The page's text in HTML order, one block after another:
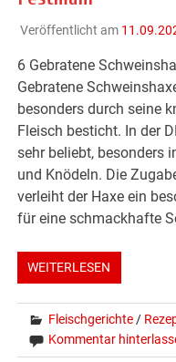
Veröffentlicht am
6 Gebratene
Gebratene
besonders durch seine
Fleisch besticht. In der
sehr beliebt, besonders
und Knödeln. Die
verleiht der Haxe ein
für eine schmackhafte
WEITERLESEN
Fleischgerichte /
Kommentar